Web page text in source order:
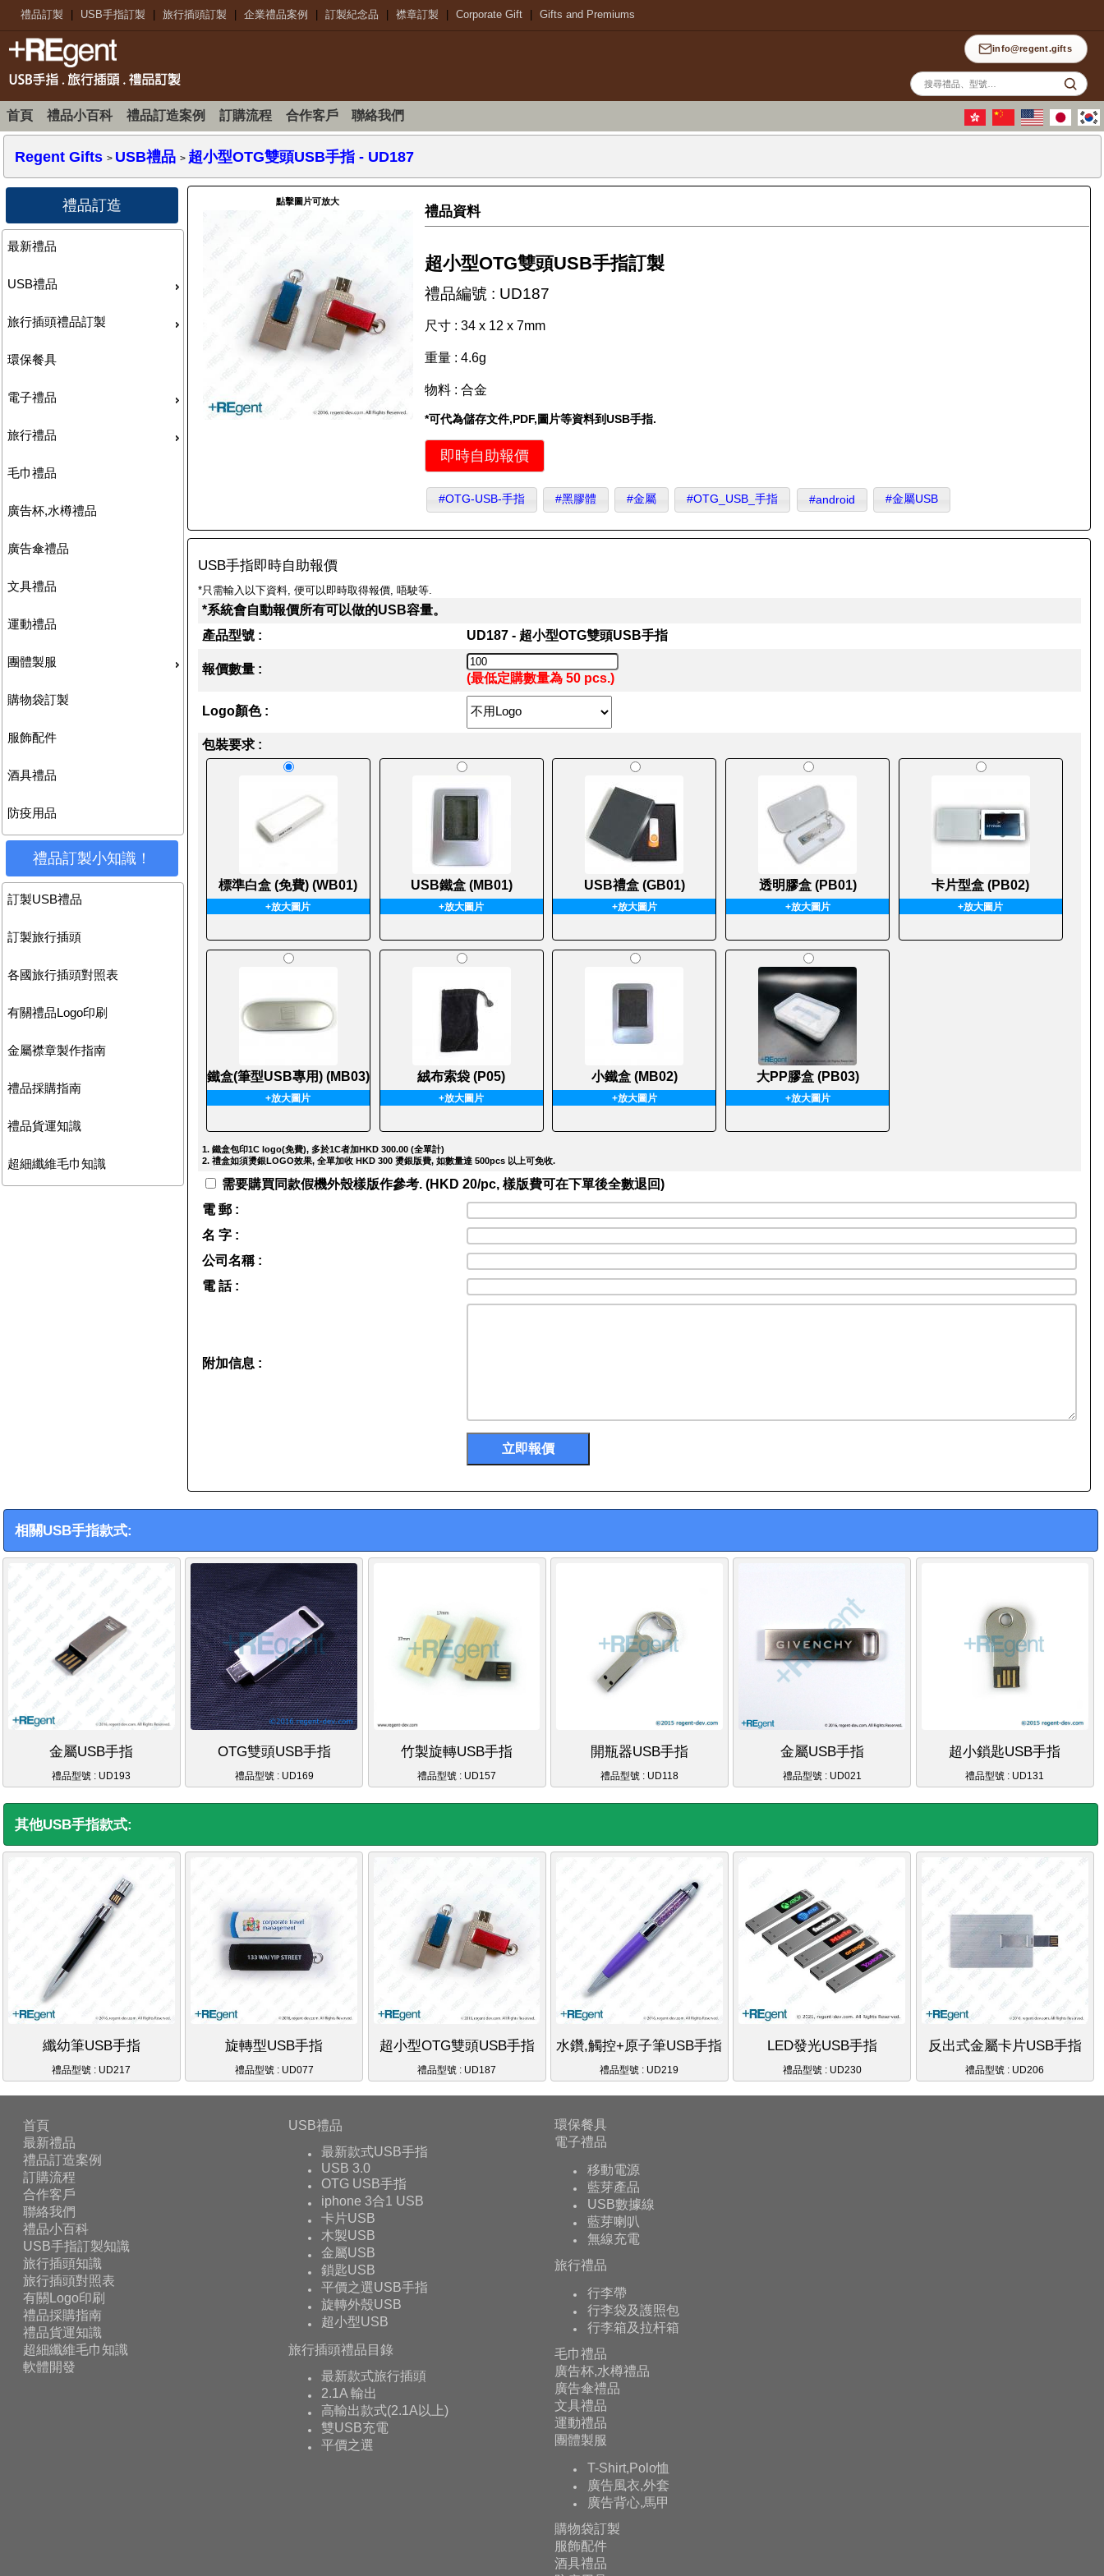
禮品訂製 USB手指訂製 旅行插頭訂製 企業禮品案例 訂製紀念品 襟章訂製 Corporate Gift Gifts and Premiums
info@regent.gifts
站
內
搜
尋
首頁 禮品小百科 禮品訂造案例 訂購流程 合作客戶 聯絡我們
Regent Gifts > USB禮品 > 超小型OTG雙頭USB手指 - UD187
禮品訂造
最新禮品
USB禮品
旅行插頭禮品訂製
環保餐具
電子禮品
旅行禮品
毛巾禮品
廣告杯,水樽禮品
廣告傘禮品
文具禮品
運動禮品
團體製服
購物袋訂製
服飾配件
酒具禮品
防疫用品
禮品訂製小知識！
訂製USB禮品
訂製旅行插頭
各國旅行插頭對照表
有關禮品Logo印刷
金屬襟章製作指南
禮品採購指南
禮品貨運知識
超細纖維毛巾知識
點擊圖片可放大
禮品資料
超小型OTG雙頭USB手指訂製
禮品編號 : UD187
尺寸 : 34 x 12 x 7mm
重量 : 4.6g
物料 : 合金
*可代為儲存文件,PDF,圖片等資料到USB手指.
即時自助報價
#OTG-USB-手指 #黑膠體 #金屬 #OTG_USB_手指 #android #金屬USB
USB手指即時自助報價
*只需輸入以下資料, 便可以即時取得報價, 唔駛等.
*系統會自動報價所有可以做的USB容量。
產品型號 :
UD187 - 超小型OTG雙頭USB手指
報價數量 :
(最低定購數量為 50 pcs.)
Logo顏色 :
包裝要求 :
標準白盒 (免費) (WB01)
+放大圖片
USB鐵盒 (MB01)
+放大圖片
USB禮盒 (GB01)
+放大圖片
透明膠盒 (PB01)
+放大圖片
卡片型盒 (PB02)
+放大圖片
鐵盒(筆型USB專用) (MB03)
+放大圖片
絨布索袋 (P05)
+放大圖片
小鐵盒 (MB02)
+放大圖片
大PP膠盒 (PB03)
+放大圖片
1. 鐵盒包印1C logo(免費), 多於1C者加HKD 300.00 (全單計)
2. 禮盒如須燙銀LOGO效果, 全單加收 HKD 300 燙銀版費, 如數量達 500pcs 以上可免收.
需要購買同款假機外殼樣版作參考. (HKD 20/pc, 樣版費可在下單後全數退回)
電 郵 :
名 字 :
公司名稱 :
電 話 :
附加信息 :
相關USB手指款式:
金屬USB手指
禮品型號 : UD193
OTG雙頭USB手指
禮品型號 : UD169
竹製旋轉USB手指
禮品型號 : UD157
開瓶器USB手指
禮品型號 : UD118
金屬USB手指
禮品型號 : UD021
超小鎖匙USB手指
禮品型號 : UD131
其他USB手指款式:
纖幼筆USB手指
禮品型號 : UD217
旋轉型USB手指
禮品型號 : UD077
超小型OTG雙頭USB手指
禮品型號 : UD187
水鑽,觸控+原子筆USB手指
禮品型號 : UD219
LED發光USB手指
禮品型號 : UD230
反出式金屬卡片USB手指
禮品型號 : UD206
首頁
最新禮品
禮品訂造案例
訂購流程
合作客戶
聯絡我們
禮品小百科
USB手指訂製知識
旅行插頭知識
旅行插頭對照表
有關Logo印刷
禮品採購指南
禮品貨運知識
超細纖維毛巾知識
軟體開發
USB禮品
最新款式USB手指
USB 3.0
OTG USB手指
iphone 3合1 USB
卡片USB
木製USB
金屬USB
鎖匙USB
平價之選USB手指
旋轉外殼USB
超小型USB
旅行插頭禮品目錄
最新款式旅行插頭
2.1A 輸出
高輸出款式(2.1A以上)
雙USB充電
平價之選
環保餐具
電子禮品
移動電源
藍芽產品
USB數據線
藍芽喇叭
無線充電
旅行禮品
行李帶
行李袋及護照包
行李箱及拉杆箱
毛巾禮品
廣告杯,水樽禮品
廣告傘禮品
文具禮品
運動禮品
團體製服
T-Shirt,Polo恤
廣告風衣,外套
廣告背心,馬甲
購物袋訂製
服飾配件
酒具禮品